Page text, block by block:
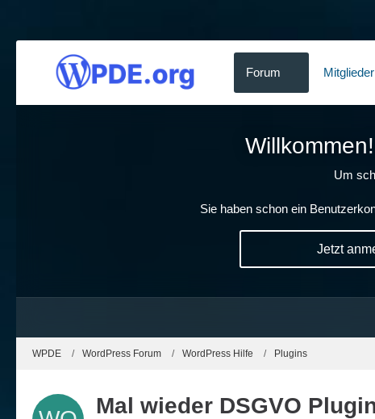
Forum Mitglieder
Um
Sie haben schon ein
Jetzt
WPDE WordPress Forum WordPress Hilfe Plugins
Mal wieder DSGVO